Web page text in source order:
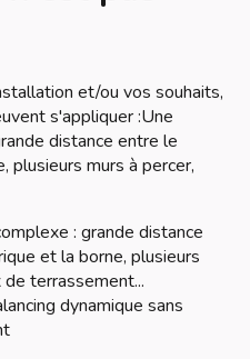
et/ou vos souhaits,
s'appliquer :Une
distance entre le
plusieurs murs à percer,
: grande distance
et la borne, plusieurs
terrassement...
dynamique sans